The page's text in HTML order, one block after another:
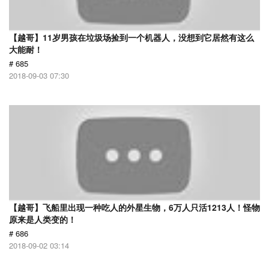
【越哥】11岁男孩在垃圾场捡到一个机器人，没想到它居然有这么
大能耐！
# 685
2018-09-03 07:30
【越哥】飞船里出现一种吃人的外星生物，6万人只活1213人！怪物
原来是人类变的！
# 686
2018-09-02 03:14